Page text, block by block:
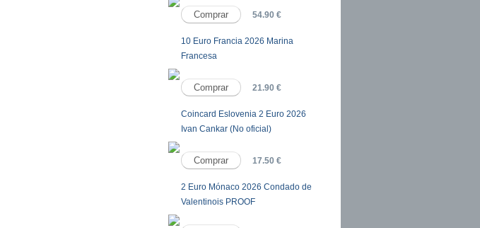
54.90 €
10 Euro Francia 2026 Marina
Francesa
21.90 €
Coincard Eslovenia 2 Euro 2026
Ivan Cankar (No oficial)
17.50 €
2 Euro Mónaco 2026 Condado de
Valentinois PROOF